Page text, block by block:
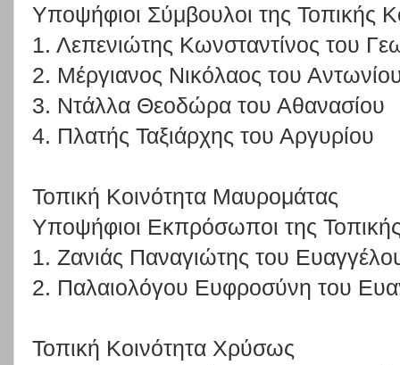
Υποψήφιοι Σύμβουλοι της Τοπικής
1. Λεπενιώτης Κωνσταντίνος του
2. Μέργιανος Νικόλαος του
3. Ντάλλα Θεοδώρα του Αθανασίου
4. Πλατής Ταξιάρχης του Αργυρίου
Τοπική Κοινότητα Μαυρομάτας
Υποψήφιοι Εκπρόσωποι της
1. Ζανιάς Παναγιώτης του
2. Παλαιολόγου Ευφροσύνη του
Τοπική Κοινότητα Χρύσως